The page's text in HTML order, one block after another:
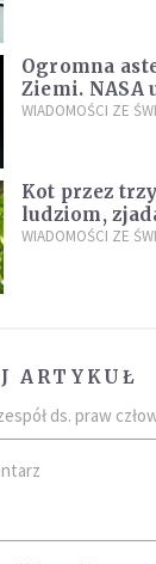
Ogromna
Ziemi. NASA
zagrożenia
WIADOMOŚCI ZE
Kot przez
ludziom,
kaczki. W
WIADOMOŚCI ZE
ARTYKUŁ
ds. praw